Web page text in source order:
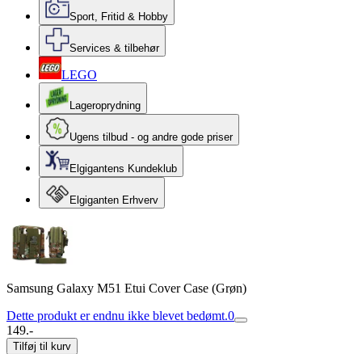
Sport, Fritid & Hobby
Services & tilbehør
LEGO
Lageroprydning
Ugens tilbud - og andre gode priser
Elgigantens Kundeklub
Elgiganten Erhverv
Samsung Galaxy M51 Etui Cover Case (Grøn)
Dette produkt er endnu ikke blevet bedømt.0
149.-
Tilføj til kurv